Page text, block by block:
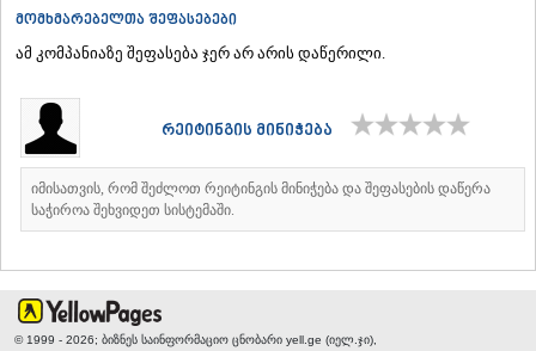
ᲕᲐᲚᲔ
ᲥᲕᲔᲛᲝ ᲥᲐᲠᲗᲚᲘ
ᲒᲐᲠᲓᲐᲑᲐᲜᲘ
ᲓᲛᲐᲜᲘᲡᲘ
ᲗᲔᲗᲠᲘᲬᲧᲐᲠᲝ
ᲠᲣᲡᲗᲐᲕᲘ
ᲙᲐᲡᲞᲘ
ᲥᲐᲠᲔᲚᲘ
მომხმარებელთა შეფასებები
ამ კომპანიაზე შეფასება ჯერ არ არის დაწერილი.
რეიტინგის მინიჭება
იმისათვის, რომ შეძლოთ რეიტინგის მინიჭება და შეფასების დაწერა
საჭიროა შეხვიდეთ სისტემაში.
© 1999 - 2026; ბიზნეს საინფორმაციო ცნობარი yell.ge (იელ.ჯი),